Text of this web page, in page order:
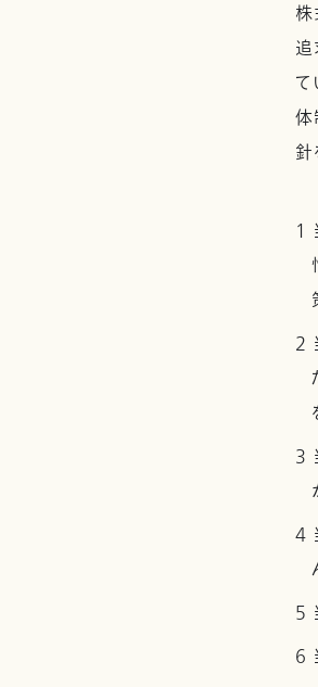
株
追
て
体
針
1
2
3
4
5
6